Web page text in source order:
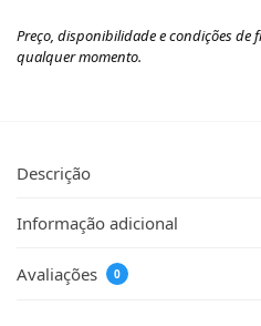
Preço, disponibilidade e condições de
qualquer momento.
Descrição
Informação adicional
Avaliações 0